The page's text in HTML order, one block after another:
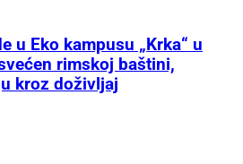
u Eko kampusu „Krka“ u
rimskoj baštini,
kroz doživljaj